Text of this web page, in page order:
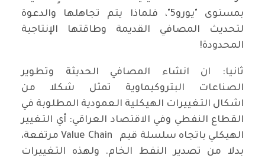
بمستوى "يورو5"، فلماذا يتم تجاهلها والدعوة
لتحديث المصافي القديمة وطاقتها الإنتاجية
المحدودة!
ثانيا: ان انشاء المصافي الحديثة وتطوير
الصناعات البتروكيماوية تمثل شكلا من
اشكال التغييرات الهيكلية العمودية المطلوبة في
القطاع النفطي وفي الاقتصاد العراقي: أي التغيير
الهيكلي باتجاه سلسلة قيم Value Chain مرتفعة،
بدلا من تصدير النفط الخام. ولهذه التغييرات